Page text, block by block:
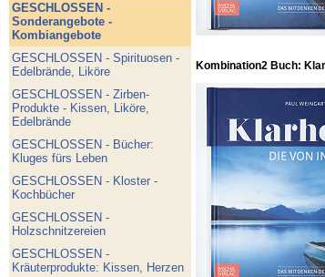
GESCHLOSSEN -
Sonderangebote -
Kombiangebote
GESCHLOSSEN - Spirituosen -
Edelbrände, Liköre
GESCHLOSSEN - Zirben-
Produkte - Kissen, Liköre,
Edelbrände
GESCHLOSSEN - Bücher:
Kluges fürs Leben
GESCHLOSSEN - Kloster -
Kochbücher
GESCHLOSSEN -
Holzschnitzereien
GESCHLOSSEN -
Kräuterprodukte: Kissen, Herzen
Kombination2 Buch: